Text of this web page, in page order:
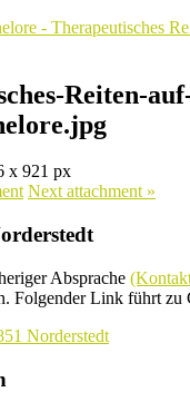
Reiten-
x 921 px
Nextattachment»
Absprache
Folgender Link führt zu
Norderstedt